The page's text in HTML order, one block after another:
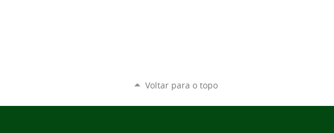
Voltar para o topo